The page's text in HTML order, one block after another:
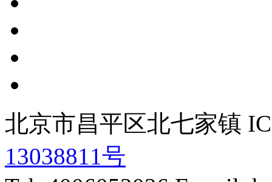
北京市昌平区北七家镇
13038811号